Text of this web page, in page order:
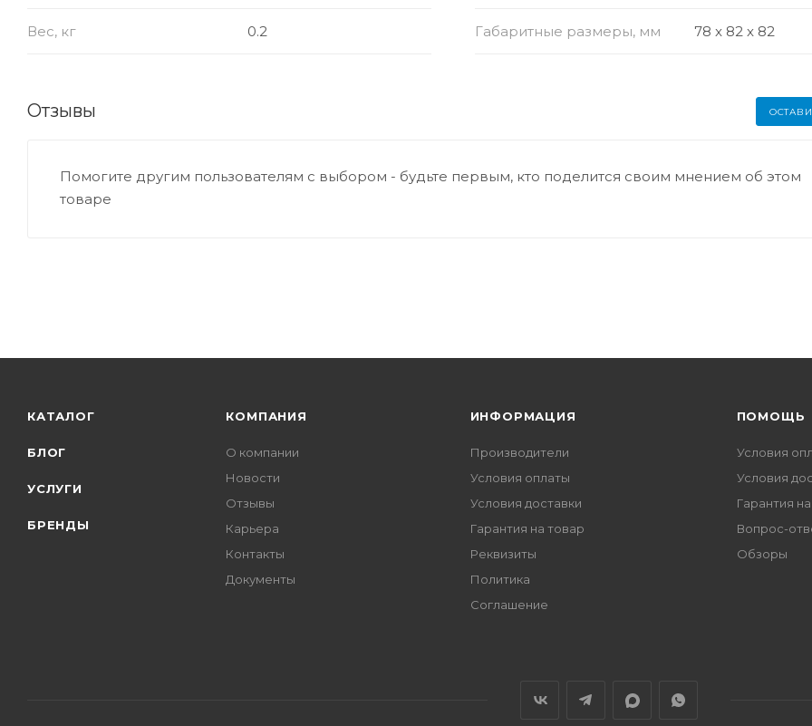
Вес, кг 0.2 Габаритные размеры, мм 78 x 82 x 82
Отзывы
Помогите другим пользователям с выбором - будьте первым, кто поделится своим мнением об этом
товаре
КАТАЛОГ
БЛОГ
УСЛУГИ
БРЕНДЫ
КОМПАНИЯ
О компании
Новости
Отзывы
Карьера
Контакты
Документы
ИНФОРМАЦИЯ
Производители
Условия оплаты
Условия доставки
Гарантия на товар
Реквизиты
Политика
Соглашение
ПОМОЩЬ
Условия
Условия
Гарантия
Вопрос-
Обзоры